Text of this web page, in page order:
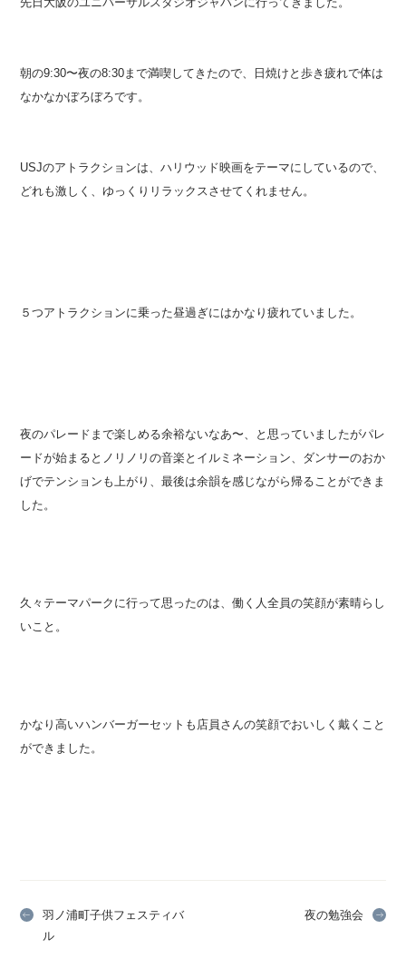
朝の9:30〜夜の8:30まで満喫してきたので、日焼けと歩き疲れで体は
なかなかぼろぼろです。
USJのアトラクションは、ハリウッド映画をテーマにしているので、
どれも激しく、ゆっくりリラックスさせてくれません。
５つアトラクションに乗った昼過ぎにはかなり疲れていました。
夜のパレードまで楽しめる余裕ないなあ〜、と思っていましたがパレ
ードが始まるとノリノリの音楽とイルミネーション、ダンサーのおか
げでテンションも上がり、最後は余韻を感じながら帰ることができま
した。
久々テーマパークに行って思ったのは、働く人全員の笑顔が素晴らし
いこと 。
かなり高いハンバーガーセットも店員さんの笑顔でおいしく戴くこと
ができました。
羽ノ浦町子供フェスティバ
ル
夜の勉強会